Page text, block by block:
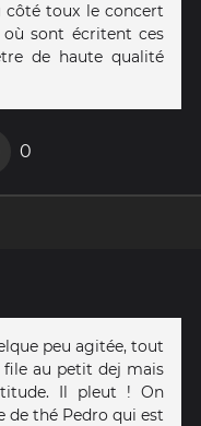
côté toux le concert
sont écritent ces
de haute qualité
0
peu agitée, tout
file au petit dej mais
Il pleut ! On
de thé Pedro qui est